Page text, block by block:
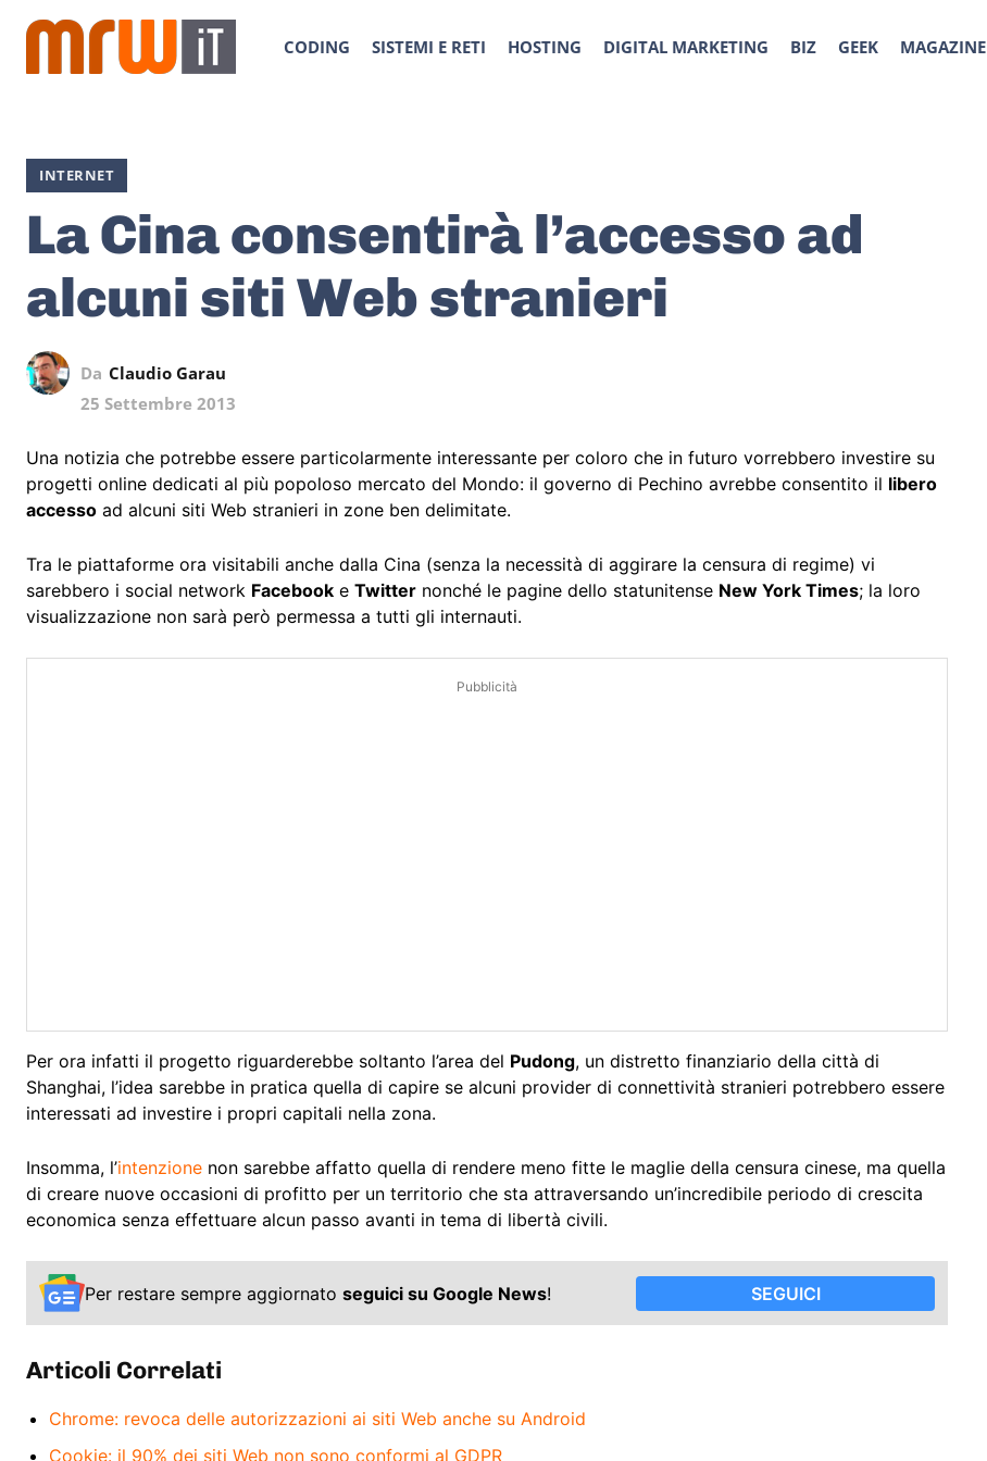
CODING SISTEMI E RETI HOSTING DIGITAL MARKETING BIZ GEEK MAGAZINE
INTERNET
La Cina consentirà l’accesso ad
alcuni siti Web stranieri
Da Claudio Garau
25 Settembre 2013
Una notizia che potrebbe essere particolarmente interessante per coloro che in futuro vorrebbero investire su
progetti online dedicati al più popoloso mercato del Mondo: il governo di Pechino avrebbe consentito il libero
accesso ad alcuni siti Web stranieri in zone ben delimitate.
Tra le piattaforme ora visitabili anche dalla Cina (senza la necessità di aggirare la censura di regime) vi
sarebbero i social network Facebook e Twitter nonché le pagine dello statunitense New York Times; la loro
visualizzazione non sarà però permessa a tutti gli internauti.
Pubblicità
Per ora infatti il progetto riguarderebbe soltanto l’area del Pudong, un distretto finanziario della città di
Shanghai, l’idea sarebbe in pratica quella di capire se alcuni provider di connettività stranieri potrebbero essere
interessati ad investire i propri capitali nella zona.
Insomma, l’intenzione non sarebbe affatto quella di rendere meno fitte le maglie della censura cinese, ma quella
di creare nuove occasioni di profitto per un territorio che sta attraversando un’incredibile periodo di crescita
economica senza effettuare alcun passo avanti in tema di libertà civili.
Per restare sempre aggiornato seguici su Google News! SEGUICI
Articoli Correlati
Chrome: revoca delle autorizzazioni ai siti Web anche su Android
Cookie: il 90% dei siti Web non sono conformi al GDPR